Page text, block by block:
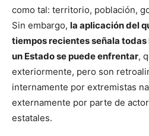
como tal: territorio, población,
Sin embargo, la aplicación del
tiempos recientes señala todas
un Estado se puede enfrentar,
exteriormente, pero son
internamente por extremistas
externamente por parte de
estatales.